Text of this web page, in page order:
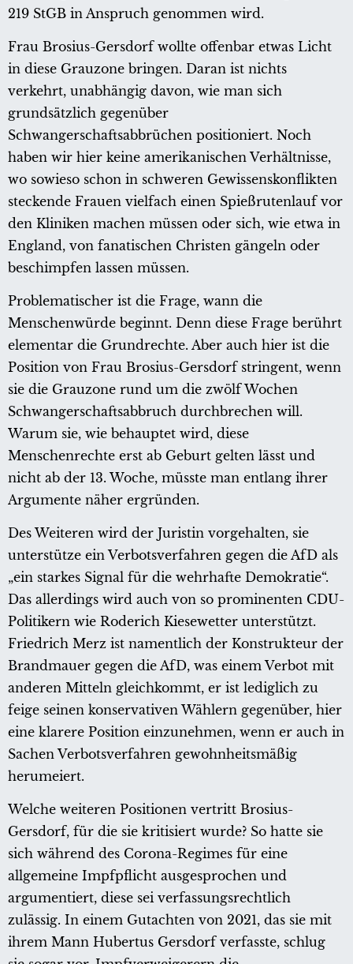
219 StGB in Anspruch genommen wird.
Frau Brosius-Gersdorf wollte offenbar etwas Licht
in diese Grauzone bringen. Daran ist nichts
verkehrt, unabhängig davon, wie man sich
grundsätzlich gegenüber
Schwangerschaftsabbrüchen positioniert. Noch
haben wir hier keine amerikanischen Verhältnisse,
wo sowieso schon in schweren Gewissenskonflikten
steckende Frauen vielfach einen Spießrutenlauf vor
den Kliniken machen müssen oder sich, wie etwa in
England, von fanatischen Christen gängeln oder
beschimpfen lassen müssen.
Problematischer ist die Frage, wann die
Menschenwürde beginnt. Denn diese Frage berührt
elementar die Grundrechte. Aber auch hier ist die
Position von Frau Brosius-Gersdorf stringent, wenn
sie die Grauzone rund um die zwölf Wochen
Schwangerschaftsabbruch durchbrechen will.
Warum sie, wie behauptet wird, diese
Menschenrechte erst ab Geburt gelten lässt und
nicht ab der 13. Woche, müsste man entlang ihrer
Argumente näher ergründen.
Des Weiteren wird der Juristin vorgehalten, sie
unterstütze ein Verbotsverfahren gegen die AfD als
„ein starkes Signal für die wehrhafte Demokratie“.
Das allerdings wird auch von so prominenten CDU-
Politikern wie Roderich Kiesewetter unterstützt.
Friedrich Merz ist namentlich der Konstrukteur der
Brandmauer gegen die AfD, was einem Verbot mit
anderen Mitteln gleichkommt, er ist lediglich zu
feige seinen konservativen Wählern gegenüber, hier
eine klarere Position einzunehmen, wenn er auch in
Sachen Verbotsverfahren gewohnheitsmäßig
herumeiert.
Welche weiteren Positionen vertritt Brosius-
Gersdorf, für die sie kritisiert wurde? So hatte sie
sich während des Corona-Regimes für eine
allgemeine Impfpflicht ausgesprochen und
argumentiert, diese sei verfassungsrechtlich
zulässig. In einem Gutachten von 2021, das sie mit
ihrem Mann Hubertus Gersdorf verfasste, schlug